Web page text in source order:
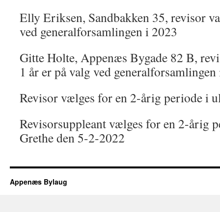
Elly Eriksen, Sandbakken 35, revisor
ved generalforsamlingen i 2023
Gitte Holte, Appenæs Bygade 82 B,
1 år er på valg ved
Revisor vælges for en 2-årig periode i
Revisorsuppleant vælges for en 2-årig
Grethe den 5-2-2022
Appenæs Bylaug